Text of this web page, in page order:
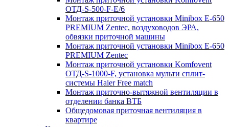
ОТД-S-500-F-E/6
Монтаж приточной установки Minibox E-650
PREMIUM Zentec, воздуховодов ЭРА,
обвязки приточной машины
Монтаж приточной установки Minibox E-650
PREMIUM Zentec
Монтаж приточной установки Komfovent
ОТД-S-1000-F, установка мульти сплит-
системы Haier Free match
Монтаж приточно-вытяжной вентиляции в
отделении банка ВТБ
Общедомовая приточная вентиляция в
квартире